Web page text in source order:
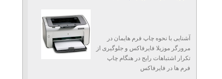
آشنایی با نحوه چاپ فرم هایمان در
مرورگر موزیلا فایرفاکس و جلوگیری از
تکرار اشتباهات رایج در هنگام چاپ
فرم ها در فایرفاکس